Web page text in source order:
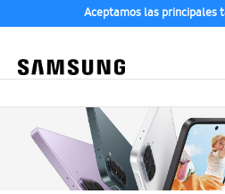
Aceptamos las principales